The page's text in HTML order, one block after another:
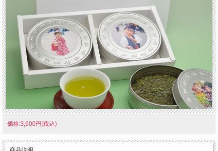
価格:3,600円(税込)